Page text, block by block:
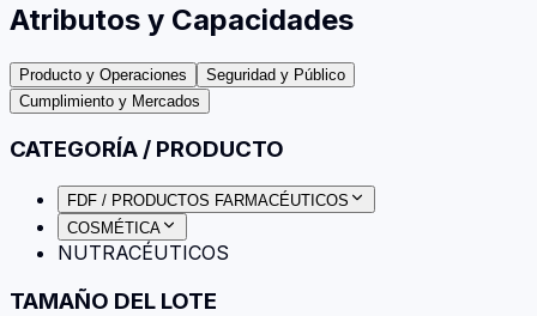
Atributos y Capacidades
Producto y Operaciones
Seguridad y Público
Cumplimiento y Mercados
CATEGORÍA / PRODUCTO
FDF / PRODUCTOS FARMACÉUTICOS
COSMÉTICA
NUTRACÉUTICOS
TAMAÑO DEL LOTE